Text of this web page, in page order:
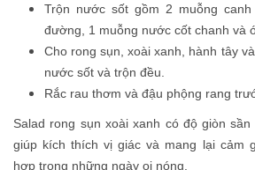
Trộn nước sốt gồm 2 muỗng
đường, 1 muỗng nước cốt chanh và
Cho rong sụn, xoài xanh, hành tây
nước sốt và trộn đều.
Rắc rau thơm và đậu phộng rang
Salad rong sụn xoài xanh có độ giòn sần
giúp kích thích vị giác và mang lại cảm
hợp trong những ngày oi nóng.